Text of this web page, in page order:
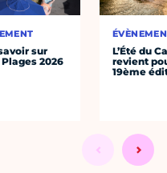
sur
2026
L’Été du
revient
19ème